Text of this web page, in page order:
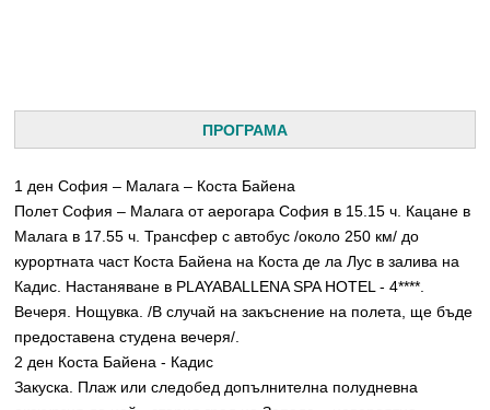
ПРОГРАМА
1 ден София – Малага – Коста Байена
Полет София – Малага от аерогара София в 15.15 ч. Кацане в
Малага в 17.55 ч. Трансфер с автобус /около 250 км/ до
курортната част Коста Байена на Коста де ла Лус в залива на
Кадис. Настаняване в PLAYABALLENA SPA HOTEL - 4****.
Вечеря. Нощувка. /В случай на закъснение на полета, ще бъде
предоставена студена вечеря/.
2 ден Коста Байена - Кадис
Закуска. Плаж или следобед допълнителна полудневна